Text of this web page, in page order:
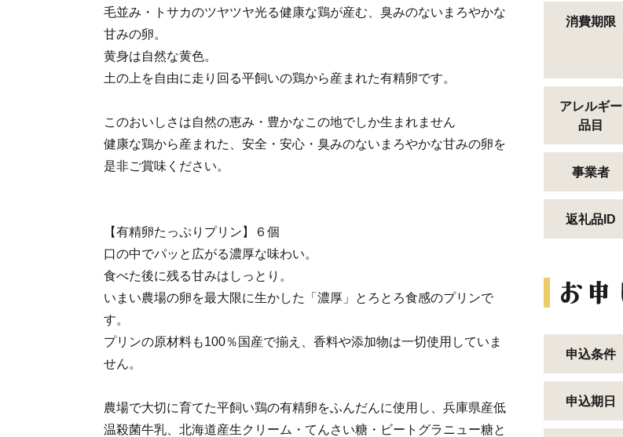
毛並み・トサカのツヤツヤ光る健康な鶏が産む、臭みのないまろやかな
甘みの卵。
黄身は自然な黄色。
土の上を自由に走り回る平飼いの鶏から産まれた有精卵です。
このおいしさは自然の恵み・豊かなこの地でしか生まれません
健康な鶏から産まれた、安全・安心・臭みのないまろやかな甘みの卵を
是非ご賞味ください。
【有精卵たっぷりプリン】６個
口の中でパッと広がる濃厚な味わい。
食べた後に残る甘みはしっとり。
いまい農場の卵を最大限に生かした「濃厚」とろとろ食感のプリンで
す。
プリンの原材料も100％国産で揃え、香料や添加物は一切使用していま
せん。
農場で大切に育てた平飼い鶏の有精卵をふんだんに使用し、兵庫県産低
温殺菌牛乳、北海道産生クリーム・てんさい糖・ビートグラニュー糖と
消費期限
アレルギー
品目
事業者
返礼品ID
申込条件
申込期日